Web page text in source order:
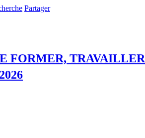
Partager
FORMER, TRAVAILLER